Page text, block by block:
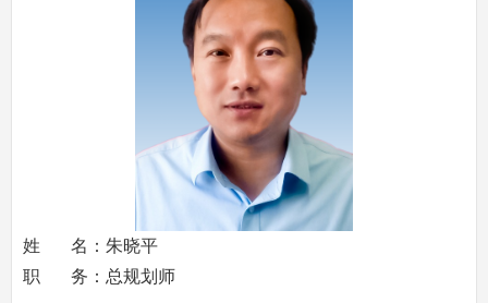
姓 名：朱晓平
职 务：总规划师